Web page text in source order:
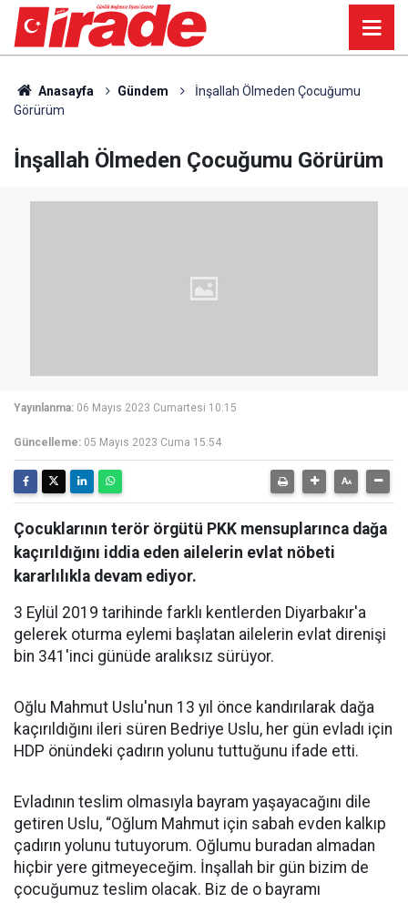
Anasayfa Gündem
İnşallah Ölmeden Çocuğumu
Görürüm
İnşallah Ölmeden Çocuğumu Görürüm
Yayınlanma: 06 Mayıs 2023 Cumartesi 10:15
Güncelleme: 05 Mayıs 2023 Cuma 15:54
Çocuklarının terör örgütü PKK mensuplarınca dağa
kaçırıldığını iddia eden ailelerin evlat nöbeti
kararlılıkla devam ediyor.
3 Eylül 2019 tarihinde farklı kentlerden Diyarbakır'a
gelerek oturma eylemi başlatan ailelerin evlat direnişi
bin 341'inci günüde aralıksız sürüyor.
Oğlu Mahmut Uslu'nun 13 yıl önce kandırılarak dağa
kaçırıldığını ileri süren Bedriye Uslu, her gün evladı için
HDP önündeki çadırın yolunu tuttuğunu ifade etti.
Evladının teslim olmasıyla bayram yaşayacağını dile
getiren Uslu, “Oğlum Mahmut için sabah evden kalkıp
çadırın yolunu tutuyorum. Oğlumu buradan almadan
hiçbir yere gitmeyeceğim. İnşallah bir gün bizim de
çocuğumuz teslim olacak. Biz de o bayramı